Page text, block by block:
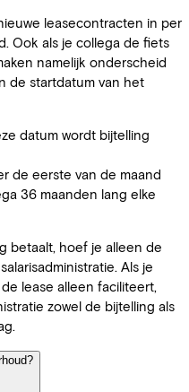
leasecontracten in per
Ook als je collega de fiets
namelijk onderscheid
de startdatum van het
datum wordt bijtelling
de eerste van de maand
36 maanden lang elke
betaalt, hoef je alleen de
Als je
lease alleen faciliteert,
zowel de bijtelling als